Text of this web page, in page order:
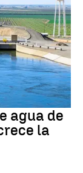
agua de
la